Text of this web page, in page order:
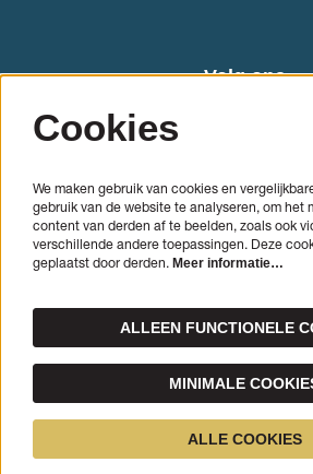
Volg ons
© Cello Biënnale
Powered byCultureSuite
Cookies
We maken gebruik van cookies en
gebruik van de website te analyseren, om het
content van derden af te beelden, zoals ook
verschillende andere toepassingen. Deze
geplaatst door derden. Meer informatie…
ALLEEN FUNCTIONELE
MINIMALE
ALLE COOKIES